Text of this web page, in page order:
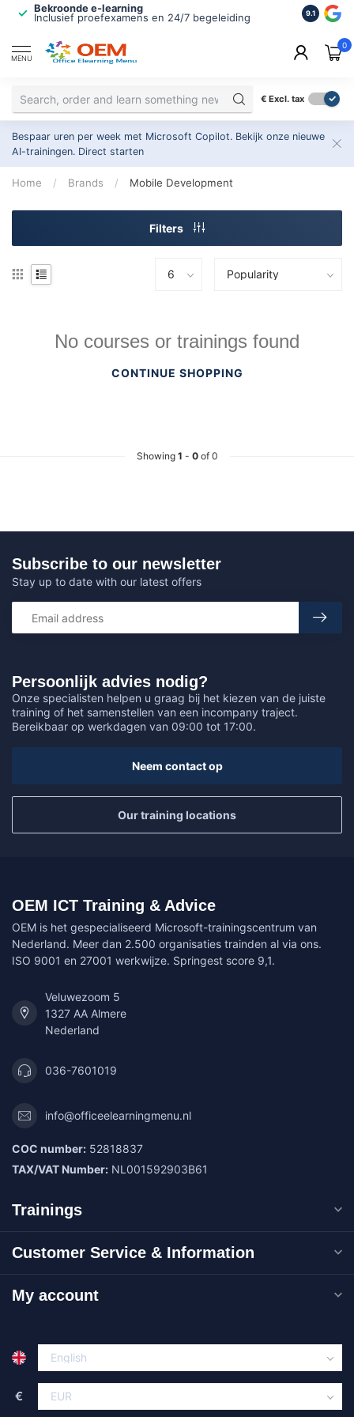
Bekroonde e-learning
Inclusief proefexamens en 24/7 begeleiding
ISO
2.500+
9.1
MENU
0
€ Excl. tax
Bespaar uren per week met Microsoft Copilot. Bekijk onze nieuwe
AI-trainingen. Direct starten
Home / Brands / Mobile Development
Filters
No courses or trainings found
CONTINUE SHOPPING
Showing 1 - 0of 0
Persoonlijk advies nodig?
Onze specialisten helpen u graag bij het kiezen van de juiste
training of het samenstellen van een incompany traject.
Bereikbaar op werkdagen van 09:00 tot 17:00.
Neem contact op
Our training locations
Subscribe to our newsletter
Stay up to date with our latest offers
OEM ICT Training & Advice
OEM is het gespecialiseerd Microsoft-trainingscentrum van
Nederland. Meer dan 2.500 organisaties trainden al via ons.
ISO 9001 en 27001 werkwijze. Springest score 9,1.
Veluwezoom 5
1327 AA Almere
Nederland
036-7601019
info@officeelearningmenu.nl
COC number: 52818837
TAX/VAT Number: NL001592903B61
Trainings
Customer Service & Information
My account
€